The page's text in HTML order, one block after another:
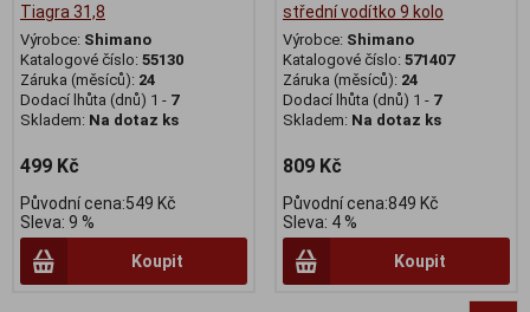
Tiagra 31,8
Výrobce: Shimano
Katalogové číslo: 55130
Záruka (měsíců): 24
Dodací lhůta (dnů) 1 - 7
Skladem: Na dotaz ks
499 Kč
Původní cena:549 Kč
Sleva: 9 %
Koupit
střední vodítko 9 kolo
Výrobce: Shimano
Katalogové číslo: 571407
Záruka (měsíců): 24
Dodací lhůta (dnů) 1 - 7
Skladem: Na dotaz ks
809 Kč
Původní cena:849 Kč
Sleva: 4 %
Koupit